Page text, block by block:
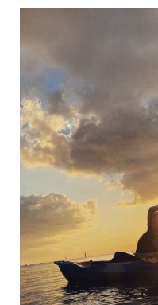
修学旅行シーズンも終わり、一気に冷え込んできました。 2025年今年もあっという間に終